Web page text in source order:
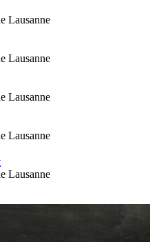
Lausanne
Lausanne
Lausanne
Lausanne
Lausanne